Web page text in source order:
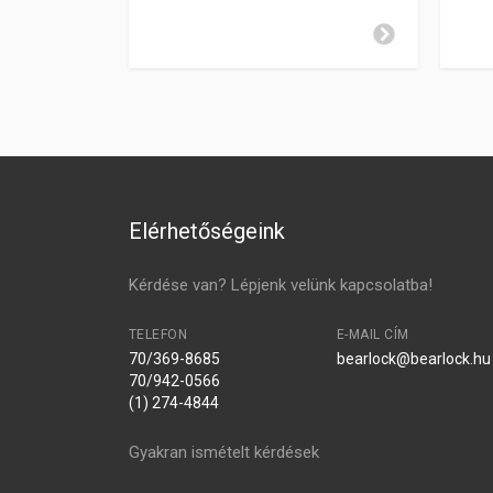
Elérhetőségeink
Kérdése van? Lépjenk velünk kapcsolatba!
TELEFON
70/369-8685
70/942-0566
(1) 274-4844
E-MAIL CÍM
bearlock@bearlock.hu
Gyakran ismételt kérdések